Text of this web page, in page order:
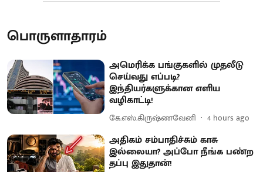
பொருளாதாரம்
அமெரிக்க பங்குகளில் முதலீடு
செய்வது எப்படி?
இந்தியர்களுக்கான எளிய
வழிகாட்டி!
கே.எஸ்.கிருஷ்ணவேனி 4 hours ago
அதிகம் சம்பாதிச்சும் காசு
இல்லையா? அப்போ நீங்க பண்ற
தப்பு இதுதான்!